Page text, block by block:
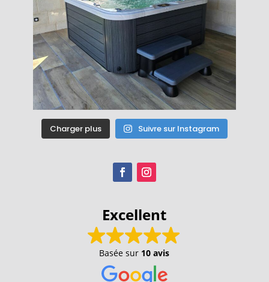
Charger plus Suivre sur Instagram
Excellent
Basée sur 10 avis